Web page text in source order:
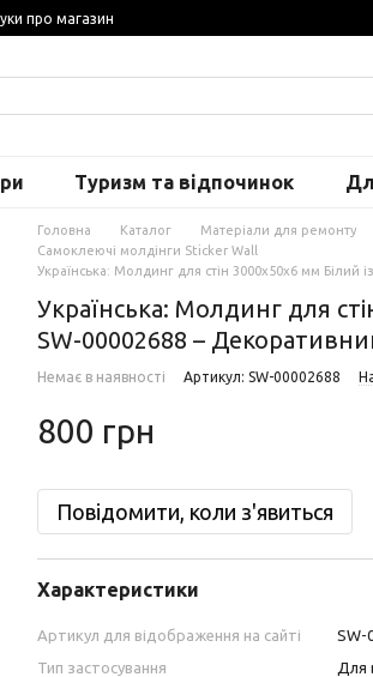
про магазин
Туризм та відпочинок
Головна Каталог Матеріали для ремонту
Самоклеючі молдінги Sticker Wall
Українська: Молдинг для стін 3000х50х6 мм Білий
Українська: Молдинг для
SW-00002688 –
Немає в наявності Артикул: SW-00002688
800 грн
Повідомити, коли з'явиться
Характеристики
Артикул для відображення на сайті
SW-
Тип застосування
Для